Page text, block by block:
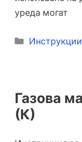
уреда могат
Категории
Газова
(К)